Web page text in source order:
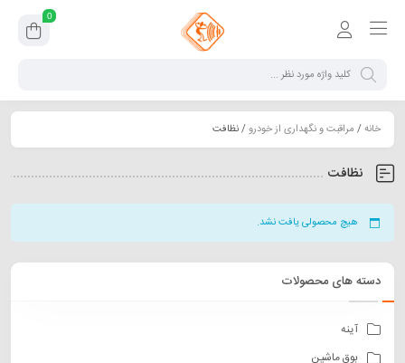
0
خانه/ مراقبت و نگهداری از خودرو/ نظافت
نظافت
هیچ محصولی یافت نشد.
دسته های محصولات
آینه
بوق ماشین